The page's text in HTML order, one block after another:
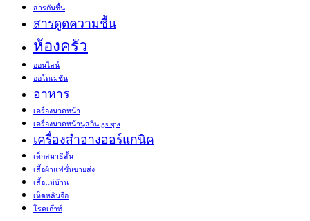
สารกันชื้น
สารดูดความชื้น
ห้องครัว
ออนไลน์
ออโตเมชั่น
อาหาร
เครื่องนวดหน้า
เครื่องนวดหน้านูสกิน gs spa
เครื่องสำอางออร์แกนิค
เด็กสมาธิสั้น
เสื้อผ้าแฟชั่นขายส่ง
เสื้อแม่บ้าน
เห็ดหลินจือ
โรคเก๊าท์